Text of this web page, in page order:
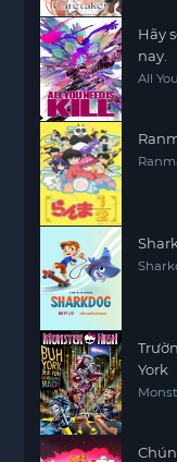
Hãy
nay.
All
York